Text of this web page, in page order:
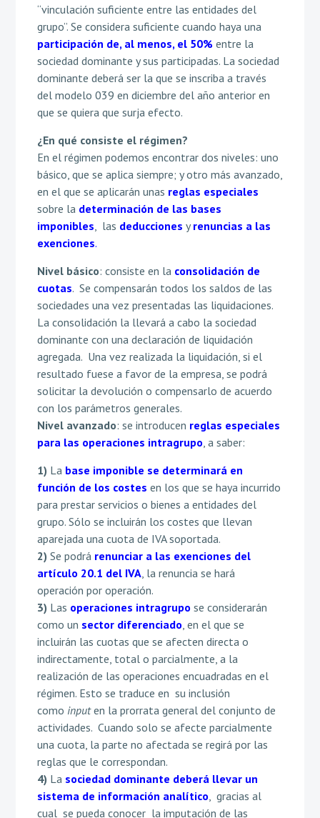
“vinculación suficiente entre las entidades del
grupo”. Se considera suficiente cuando haya una
participación de, al menos, el 50% entre la
sociedad dominante y sus participadas. La sociedad
dominante deberá ser la que se inscriba a través
del modelo 039 en diciembre del año anterior en
que se quiera que surja efecto.
¿En qué consiste el régimen?
En el régimen podemos encontrar dos niveles: uno
básico, que se aplica siempre; y otro más avanzado,
en el que se aplicarán unas reglas especiales
sobre la determinación de las bases
imponibles , las deducciones yrenuncias a las
exenciones.
Nivel básico: consiste en la consolidación de
cuotas. Se compensarán todos los saldos de las
sociedades una vez presentadas las liquidaciones.
La consolidación la llevará a cabo la sociedad
dominante con una declaración de liquidación
agregada. Una vez realizada la liquidación, si el
resultado fuese a favor de la empresa, se podrá
solicitar la devolución o compensarlo de acuerdo
con los parámetros generales.
Nivel avanzado: se introducen reglas especiales
para las operaciones intragrupo , a saber:
1) La base imponible se determinará en
función de los costes en los que se haya incurrido
para prestar servicios o bienes a entidades del
grupo. Sólo se incluirán los costes que llevan
aparejada una cuota de IVA soportada.
2) Se podrá renunciar a las exenciones del
artículo 20.1 del IVA, la renuncia se hará
operación por operación.
3) Las operaciones intragrupo se considerarán
como un sector diferenciado , en el que se
incluirán las cuotas que se afecten directa o
indirectamente, total o parcialmente, a la
realización de las operaciones encuadradas en el
régimen. Esto se traduce en su inclusión
como inputen la prorrata general del conjunto de
actividades. Cuando solo se afecte parcialmente
una cuota, la parte no afectada se regirá por las
reglas que le correspondan.
4) La sociedad dominante deberá llevar un
sistema de información analítico , gracias al
cual se pueda conocer la imputación de las